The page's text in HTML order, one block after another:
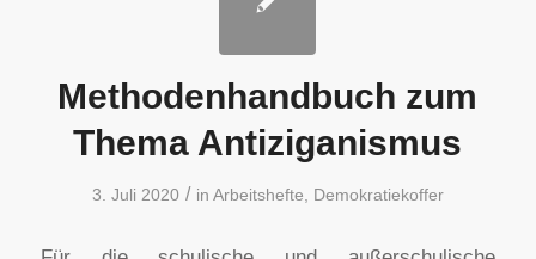
Methodenhandbuch zum
Thema Antiziganismus
3. Juli 2020 / in Arbeitshefte, Demokratiekoffer